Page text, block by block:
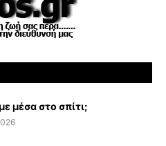
μέσα στο σπίτι;